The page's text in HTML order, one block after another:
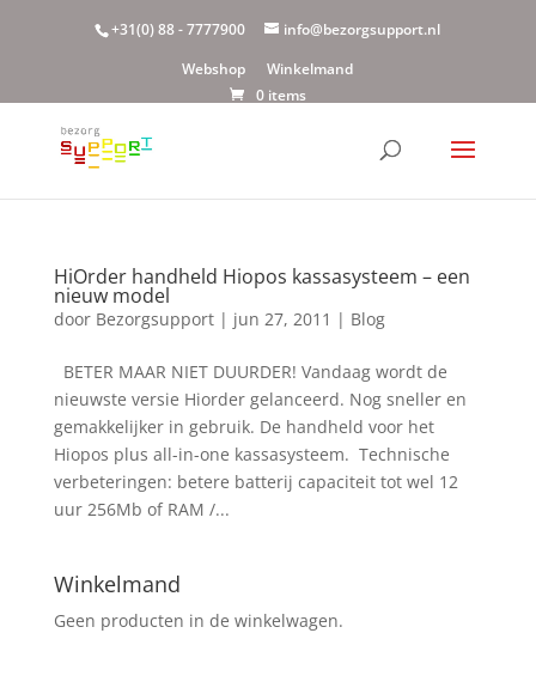
+31(0) 88 - 7777900
info@bezorgsupport.nl
Webshop
Winkelmand
0 items
HiOrder handheld Hiopos kassasysteem – een
nieuw model
door Bezorgsupport| jun 27, 2011 | Blog
BETER MAAR NIET DUURDER! Vandaag wordt de
nieuwste versie Hiorder gelanceerd. Nog sneller en
gemakkelijker in gebruik. De handheld voor het
Hiopos plus all-in-one kassasysteem. Technische
verbeteringen: betere batterij capaciteit tot wel 12
uur 256Mb of RAM /...
Winkelmand
Geen producten in de winkelwagen.